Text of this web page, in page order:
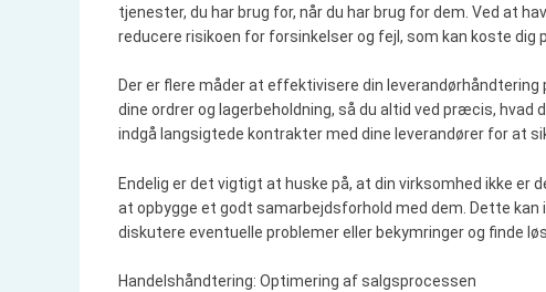
tjenester, du har brug for, når du har brug for dem. Ved at
reducere risikoen for forsinkelser og fejl, som kan koste dig
Der er flere måder at effektivisere din
dine ordrer og lagerbeholdning, så du altid ved præcis, hvad
indgå langsigtede kontrakter med dine leverandører for at
Endelig er det vigtigt at huske på, at din virksomhed ikke er
at opbygge et godt samarbejdsforhold med dem. Dette
diskutere eventuelle problemer eller bekymringer og finde
Handelshåndtering: Optimering af salgsprocessen